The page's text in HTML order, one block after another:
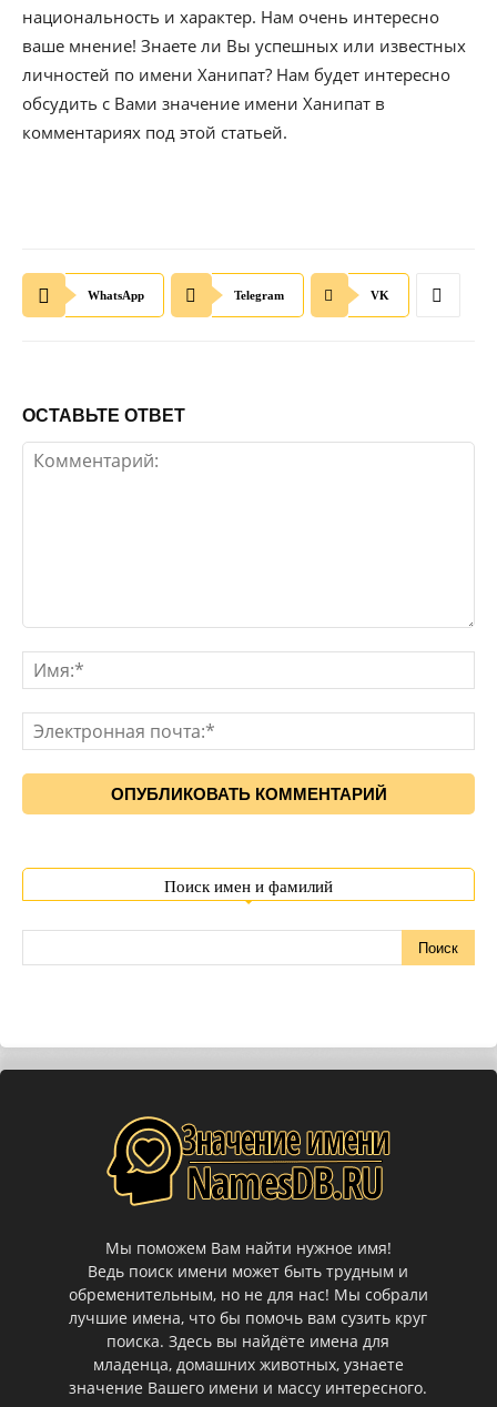
национальность и характер. Нам очень интересно
ваше мнение! Знаете ли Вы успешных или известных
личностей по имени Ханипат? Нам будет интересно
обсудить с Вами значение имени Ханипат в
комментариях под этой статьей.
WhatsApp Telegram VK
ОСТАВЬТЕ ОТВЕТ
Поиск имен и фамилий
Мы поможем Вам найти нужное имя!
Ведь поиск имени может быть трудным и
обременительным, но не для нас! Мы собрали
лучшие имена, что бы помочь вам сузить круг
поиска. Здесь вы найдёте имена для
младенца, домашних животных, узнаете
значение Вашего имени и массу интересного.